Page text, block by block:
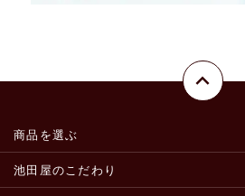
商品を選ぶ
池田屋のこだわり